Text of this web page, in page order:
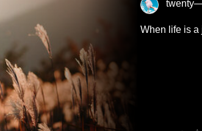
When life is a